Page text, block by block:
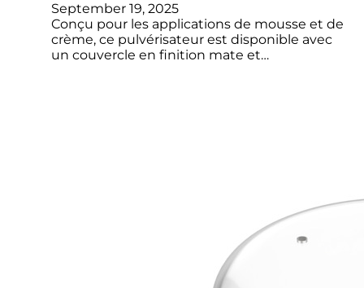
September 19, 2025
Conçu pour les applications de mousse et de
crème, ce pulvérisateur est disponible avec
un couvercle en finition mate et…